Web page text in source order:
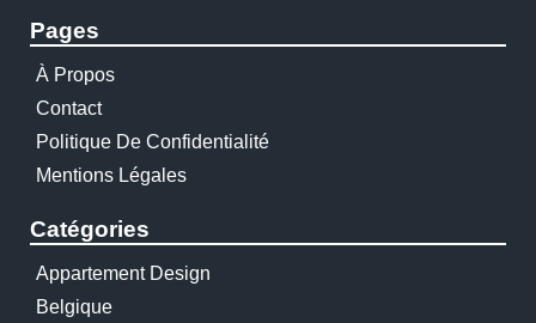
Pages
À Propos
Contact
Politique De Confidentialité
Mentions Légales
Catégories
Appartement Design
Belgique